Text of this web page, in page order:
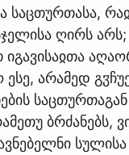
საცთურთასა,
ღირს
იგავისაჲთა
არამედ
საცთურთაგან
ბრძანებს,
სულისა